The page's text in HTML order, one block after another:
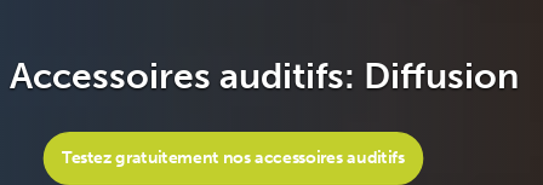
Accessoires auditifs: Diffusion
Testez gratuitement nos accessoires auditifs